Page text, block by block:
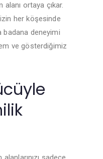
alanı ortaya çıkar.
her köşesinde
badana deneyimi
ve gösterdiğimiz